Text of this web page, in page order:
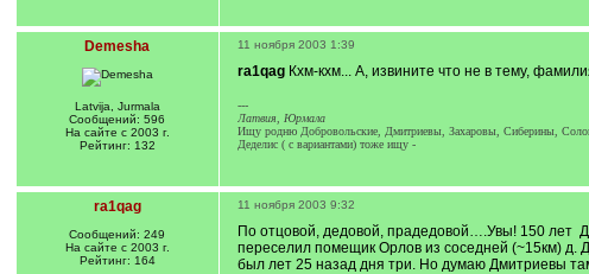
Demesha
Latvija, Jurmala
Сообщений: 596
На сайте с 2003 г.
Рейтинг: 132
11 ноября 2003 1:39
ra1qagКхм-кхм... А, извините что не в тему,
---
Латвия, Юрмала
Ищу родню Добровольские, Дмитриевы, Захаровы, Сиберины,
Деделис ( с вариантами) тоже ищу -
ra1qag
Сообщений: 249
На сайте с 2003 г.
Рейтинг: 164
11 ноября 2003 9:32
По отцовой, дедовой, прадедовой….Увы! 150 лет
переселил помещик Орлов из соседней (~15км) д.
был лет 25 назад дня три. Но думаю Дмитриевы